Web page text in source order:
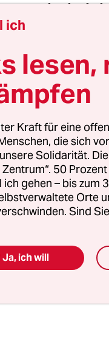
müssten auch
die
„Rauchen
Lunge
durchgängig
ich
lesen,
Kraft für eine
die sich
Solidarität.
50
ich gehen – bis zum
Orte
Sind
Ja, ich will